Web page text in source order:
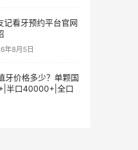
记看牙预约平台官网
年8月5日
牙价格多少？单颗国
半口40000+|全口